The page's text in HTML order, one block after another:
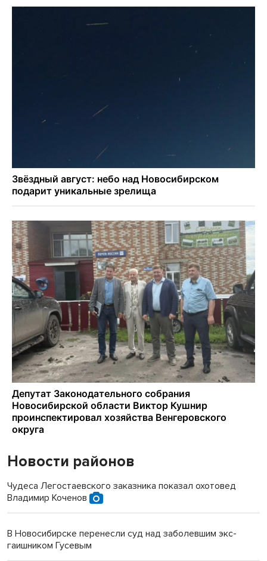
Новости районов
Чудеса Легостаевского заказника показал охотовед
Владимир Коченов
В Новосибирске перенесли суд над заболевшим экс-
гаишником Гусевым